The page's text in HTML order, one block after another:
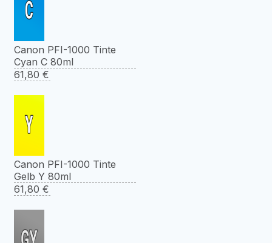
Canon PFI-1000 Tinte
Cyan C 80ml
61,80 €
Canon PFI-1000 Tinte
Gelb Y 80ml
61,80 €